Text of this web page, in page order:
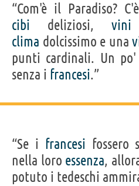
“Com'è il Paradiso?
cibi deliziosi, vini
clima dolcissimo e una
punti cardinali. Un po'
senza i francesi.”
“Se i francesi fossero
nella loro essenza,
potuto i tedeschi